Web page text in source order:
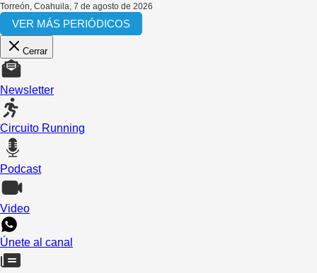
Torreón, Coahuila 7 de agosto de 2026
VER MÁS PERIÓDICOS
Cerrar
Newsletter
Circuito Running
Podcast
Video
Únete al canal